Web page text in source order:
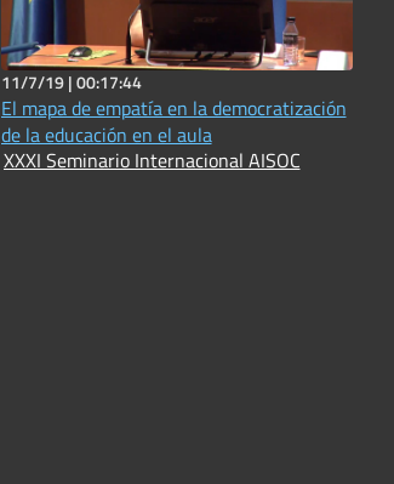
11/7/19 |00:17:44
El mapa de empatía en la democratización
de la educación en el aula
XXXI Seminario Internacional AISOC